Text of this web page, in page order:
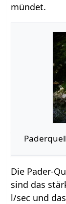
mündet.
Die Pader-
sind das
l/sec und